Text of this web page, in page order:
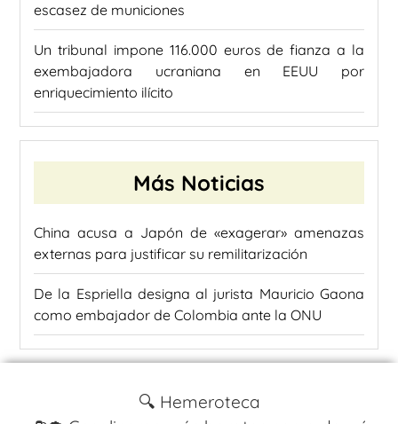
escasez de municiones
Un tribunal impone 116.000 euros de fianza a la
exembajadora ucraniana en EEUU por
enriquecimiento ilícito
Más Noticias
China acusa a Japón de «exagerar» amenazas
externas para justificar su remilitarización
De la Espriella designa al jurista Mauricio Gaona
como embajador de Colombia ante la ONU
🔍 Hemeroteca